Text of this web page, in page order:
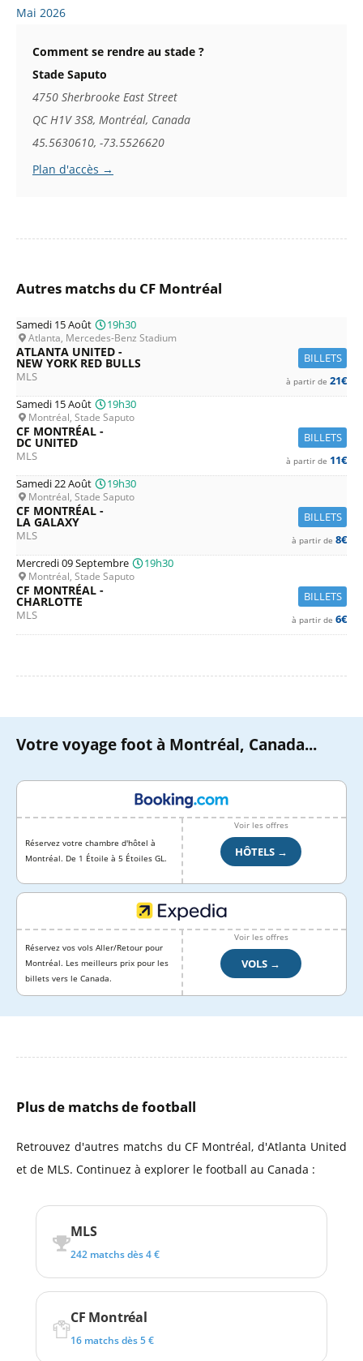
Mai 2026
Comment se rendre au stade ?
Stade Saputo
4750 Sherbrooke East Street
QC H1V 3S8, Montréal, Canada
45.5630610, -73.5526620
Plan d'accès →
Autres matchs du CF Montréal
Samedi 15 Août 19h30
Atlanta, Mercedes-Benz Stadium
BILLETS
ATLANTA UNITED -
NEW YORK RED BULLS
MLS à partir de 21€
Samedi 15 Août
19h30
Montréal, Stade Saputo
BILLETS
CF MONTRÉAL -
DC UNITED
MLS à partir de 11€
Samedi 22 Août
19h30
Montréal, Stade Saputo
BILLETS
CF MONTRÉAL -
LA GALAXY
MLS à partir de 8€
Mercredi 09 Septembre
19h30
Montréal, Stade Saputo
BILLETS
CF MONTRÉAL -
CHARLOTTE
MLS à partir de 6€
Votre voyage foot à Montréal, Canada...
Réservez votre chambre d'hôtel à
Montréal. De 1 Étoile à 5 Étoiles GL.
Voir les offres
HÔTELS →
Réservez vos vols Aller/Retour pour
Montréal. Les meilleurs prix pour les
billets vers le Canada.
Voir les offres
VOLS →
Plus de matchs de football
Retrouvez d'autres matchs du CF Montréal, d'Atlanta United
et de MLS. Continuez à explorer le football au Canada :
MLS
242 matchs dès 4 €
CF Montréal
16 matchs dès 5 €